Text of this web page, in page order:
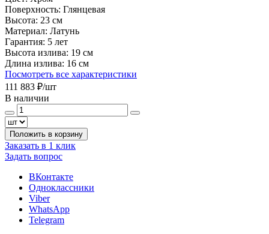
Поверхность: Глянцевая
Высота: 23 см
Материал: Латунь
Гарантия: 5 лет
Высота излива: 19 см
Длина излива: 16 см
Посмотреть все характеристики
111 883 ₽/шт
В наличии
Положить в корзину
Заказать в 1 клик
Задать вопрос
ВКонтакте
Одноклассники
Viber
WhatsApp
Telegram